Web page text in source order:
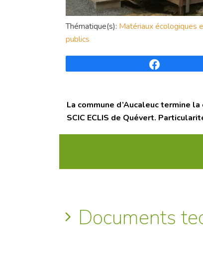
Thématique(s): Matériaux écologiques
publics
La commune d’Aucaleuc termine
SCIC ECLIS de Quévert.
Documents